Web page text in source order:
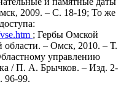
2009. – С. 18-19; То же
; Гербы Омской
– Омск, 2010. – Т.
управлению
/ П. А. Брычков. – Изд. 2-
96-99.